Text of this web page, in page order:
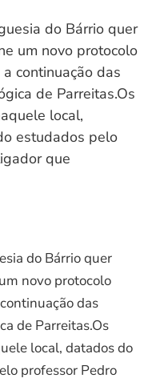
do Bárrio quer
um novo protocolo
continuação das
de Parreitas.Os
local,
estudados pelo
que
do Bárrio quer
novo protocolo
das
de Parreitas.Os
local, datados do
professor Pedro